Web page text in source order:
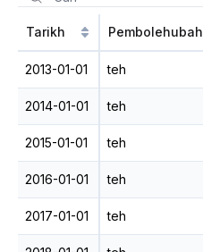
Tarikh Pembolehubah
2013-01-01 teh
2014-01-01 teh
2015-01-01 teh
2016-01-01 teh
2017-01-01 teh